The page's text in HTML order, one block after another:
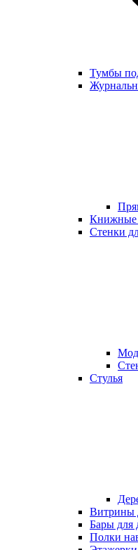
Тумбы
Стенки
Стулья
Витрины
Бары для
Полки